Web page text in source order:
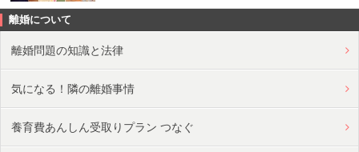
離婚について
離婚問題の知識と法律
気になる！隣の離婚事情
養育費あんしん受取りプラン つなぐ